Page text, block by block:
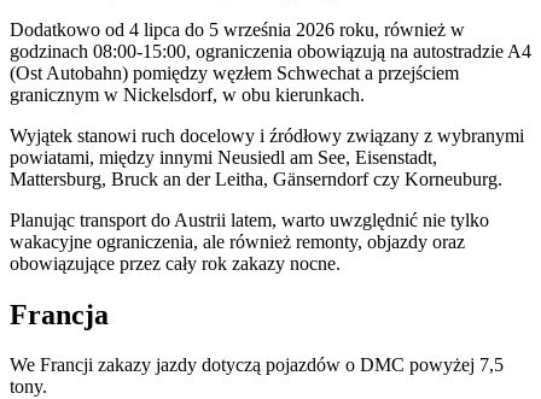
Dodatkowo od 4 lipca do 5 września 2026 roku, również w
godzinach 08:00-15:00, ograniczenia obowiązują na autostradzie A4
(Ost Autobahn) pomiędzy węzłem Schwechat a przejściem
granicznym w Nickelsdorf, w obu kierunkach.
Wyjątek stanowi ruch docelowy i źródłowy związany z wybranymi
powiatami, między innymi Neusiedl am See, Eisenstadt,
Mattersburg, Bruck an der Leitha, Gänserndorf czy Korneuburg.
Planując transport do Austrii latem, warto uwzględnić nie tylko
wakacyjne ograniczenia, ale również remonty, objazdy oraz
obowiązujące przez cały rok zakazy nocne.
Francja
We Francji zakazy jazdy dotyczą pojazdów o DMC powyżej 7,5
tony.